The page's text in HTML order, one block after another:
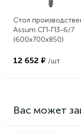
Стол
Assum СП-П3-6/7
(600х700х850)
12 652 ₽ /шт
Вас может